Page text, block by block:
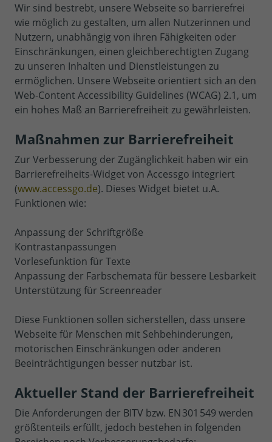
Wir sind bestrebt, unsere Webseite so barrierefrei
wie möglich zu gestalten, um allen Nutzerinnen und
Nutzern, unabhängig von ihren Fähigkeiten oder
Einschränkungen, einen gleichberechtigten Zugang
zu unseren Inhalten und Dienstleistungen zu
ermöglichen. Unsere Webseite orientiert sich an den
Web-Content Accessibility Guidelines (WCAG) 2.1, um
ein hohes Maß an Barrierefreiheit zu gewährleisten.
Maßnahmen zur Barrierefreiheit
Zur Verbesserung der Zugänglichkeit haben wir ein
Barrierefreiheits-Widget von Accessgo integriert
(www.accessgo.de). Dieses Widget bietet u.A.
Funktionen wie:
Anpassung der Schriftgröße
Kontrastanpassungen
Vorlesefunktion für Texte
Anpassung der Farbschemata für bessere Lesbarkeit
Unterstützung für Screenreader
Diese Funktionen sollen sicherstellen, dass unsere
Webseite für Menschen mit Sehbehinderungen,
motorischen Einschränkungen oder anderen
Beeinträchtigungen besser nutzbar ist.
Aktueller Stand der Barrierefreiheit
Die Anforderungen der BITV bzw. EN 301 549 werden
größtenteils erfüllt, jedoch bestehen in folgenden